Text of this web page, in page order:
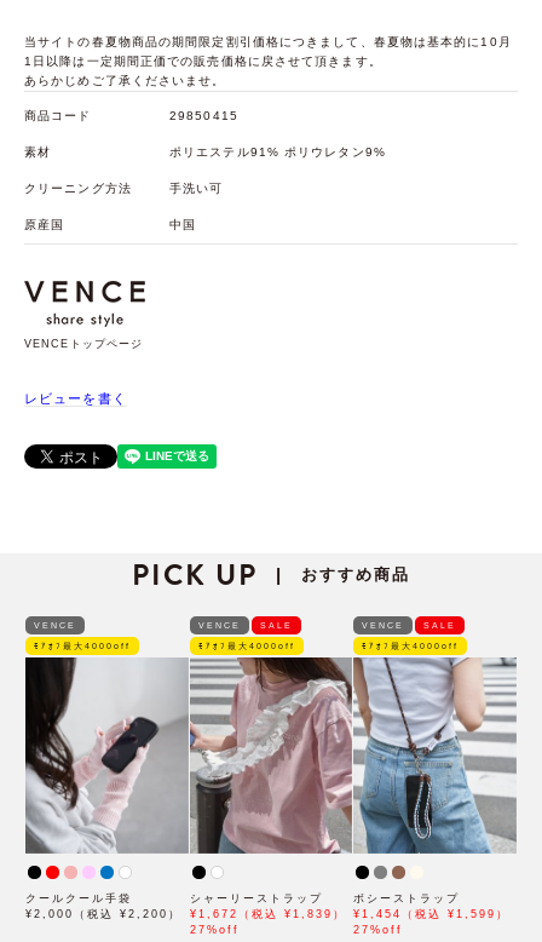
当サイトの春夏物商品の期間限定割引価格につきまして、春夏物は基本的に10月
1日以降は一定期間正価での販売価格に戻させて頂きます。
あらかじめご了承くださいませ。
商品コード 29850415
素材 ポリエステル91% ポリウレタン9%
クリーニング方法 手洗い可
原産国 中国
VENCEトップページ
レビューを書く
PICK UP | おすすめ商品
VENCE
ﾓｱｵﾌ最大4000off
クールクール手袋
¥2,000（税込 ¥2,200）
VENCE SALE
ﾓｱｵﾌ最大4000off
シャーリーストラップ
¥1,672（税込 ¥1,839）
27%off
VENCE SALE
ﾓｱｵﾌ最大4000off
ボシーストラップ
¥1,454（税込 ¥1,599）
27%off